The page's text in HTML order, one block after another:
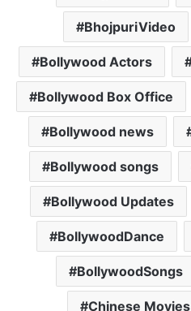
BhojpuriVideo
Bollywood Actors
Bollywood Box Office
Bollywood news
Bollywood songs
Bollywood Updates
BollywoodDance
BollywoodSongs
Chinese Movies